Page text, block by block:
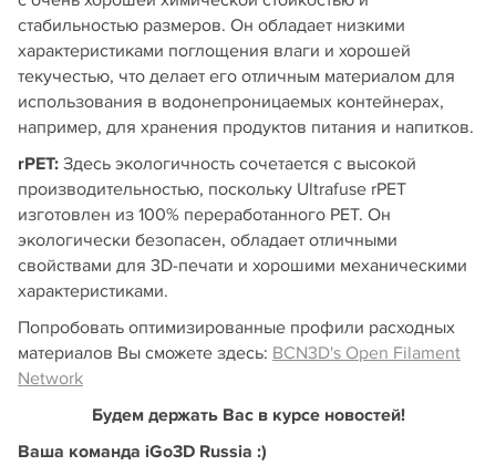
стабильностью размеров. Он обладает низкими
характеристиками поглощения влаги и хорошей
текучестью, что делает его отличным материалом для
использования в водонепроницаемых контейнерах,
например, для хранения продуктов питания и напитков.
rPET: Здесь экологичность сочетается с высокой
производительностью, поскольку Ultrafuse rPET
изготовлен из 100% переработанного PET. Он
экологически безопасен, обладает отличными
свойствами для 3D-печати и хорошими механическими
характеристиками.
Попробовать оптимизированные профили расходных
материалов Вы сможете здесь: BCN3D's Open Filament
Network
Будем держать Вас в курсе новостей!
Ваша команда iGo3D Russia :)